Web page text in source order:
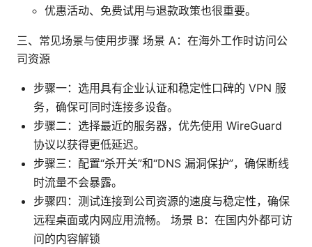
优惠活动、免费试用与退款政策也很重要。
三、常见场景与使用步骤 场景 A：在海外工作时访问公
司资源
步骤一：选用具有企业认证和稳定性口碑的 VPN 服
务，确保可同时连接多设备。
步骤二：选择最近的服务器，优先使用 WireGuard
协议以获得更低延迟。
步骤三：配置“杀开关”和“DNS 漏洞保护”，确保断线
时流量不会暴露。
步骤四：测试连接到公司资源的速度与稳定性，确保
远程桌面或内网应用流畅。 场景 B：在国内外都可访
问的内容解锁